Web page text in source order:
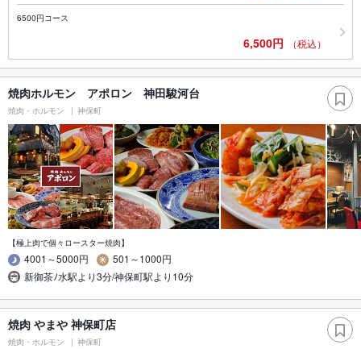
6500円コース
6,500円 （税込）
焼肉ホルモン アポロン 神田駿河台
焼肉・ホルモン 神保町
【極上肉で個々ロースター焼肉】
4001～5000円
501～1000円
新御茶ﾉ水駅より3分/神保町駅より10分
焼肉 やまや 神保町店
焼肉・ホルモン 神保町